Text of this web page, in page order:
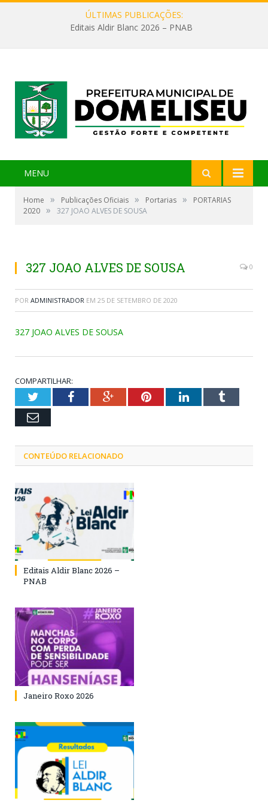
ÚLTIMAS PUBLICAÇÕES:
Editais Aldir Blanc 2026 – PNAB
MENU
Home » Publicações Oficiais » Portarias »
PORTARIAS
2020 » 327 JOAO ALVES DE SOUSA
327 JOAO ALVES DE SOUSA 0
POR ADMINISTRADOR EM 25 DE SETEMBRO DE 2020
327 JOAO ALVES DE SOUSA
COMPARTILHAR:
TwitterFacebookGoogle+PinterestLinkedInTumblr
Email
CONTEÚDO RELACIONADO
Editais Aldir Blanc 2026 –
PNAB
Janeiro Roxo 2026